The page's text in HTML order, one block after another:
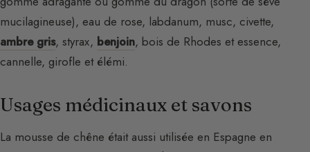
mucilagineuse), eau de rose, labdanum, musc, civette,
ambre gris, styrax, benjoin, bois de Rhodes et essence,
cannelle, girofle et élémi.
Usages médicinaux et savons
La mousse de chêne était aussi utilisée en Espagne en